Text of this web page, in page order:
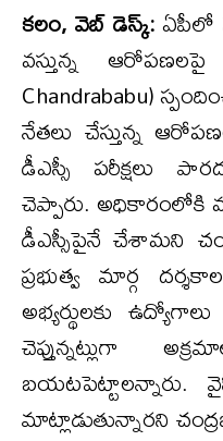
క‌లం, వెబ్ డెస్క్‌:ఏపీలో
వ‌స్తున్న
Chandrababu)
నేత‌లు చేస్తున్న
డీఎస్సీ ప‌రీక్ష‌లు
చెప్పారు. అధికారంలోకి
డీఎస్సీపైనే చేశామ‌ని
ప్ర‌భుత్వ మార్గ
అభ్య‌ర్థుల‌కు
చెప్తున్న‌ట్లుగా
బ‌య‌ట‌పెట్టాల‌న్నారు.
మాట్లాడుతున్నార‌ని